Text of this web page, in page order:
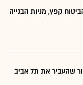
קפץ, מניות הבנייה
שהעביר את תל אביב